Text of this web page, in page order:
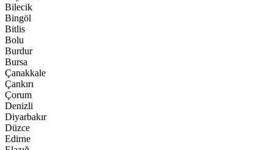
Bilecik
Bingöl
Bitlis
Bolu
Burdur
Bursa
Çanakkale
Çankırı
Çorum
Denizli
Diyarbakır
Düzce
Edirne